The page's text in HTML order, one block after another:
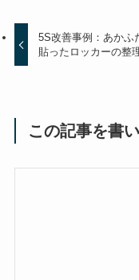
5S改善事例：あかふ
貼ったロッカーの整
この記事を書